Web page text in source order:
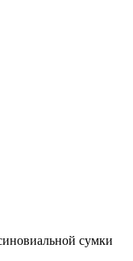
сумки